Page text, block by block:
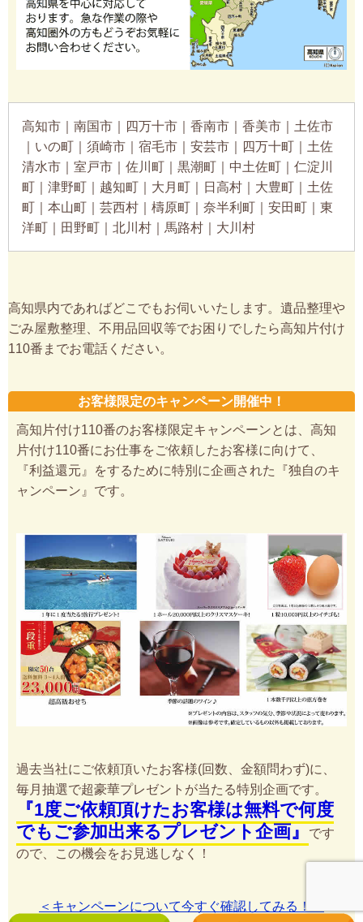
高知片付け110番サービス対応エリア
高知市｜南国市｜四万十市｜香南市｜香美市｜土佐市
｜いの町｜須崎市｜宿毛市｜安芸市｜四万十町｜土佐
洋町｜田野町｜北川村｜馬路村｜大川村
ごみ屋敷整理、不用品回収等でお困りでしたら高知片付け
110番までお電話ください。
お客様限定のキャンペーン開催中！
『利益還元』をするために特別に企画された『独自のキ
ャンペーン』です。
過去当社にご依頼頂いたお客様(回数、金額問わず)に、
毎月抽選で超豪華プレゼントが当たる特別企画です。
でもご参加出来るプレゼント企画』です